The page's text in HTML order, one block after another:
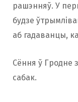
рашэнняў. У
будзе
аб гадаванцы,
Сёння ў Гродне
сабак.